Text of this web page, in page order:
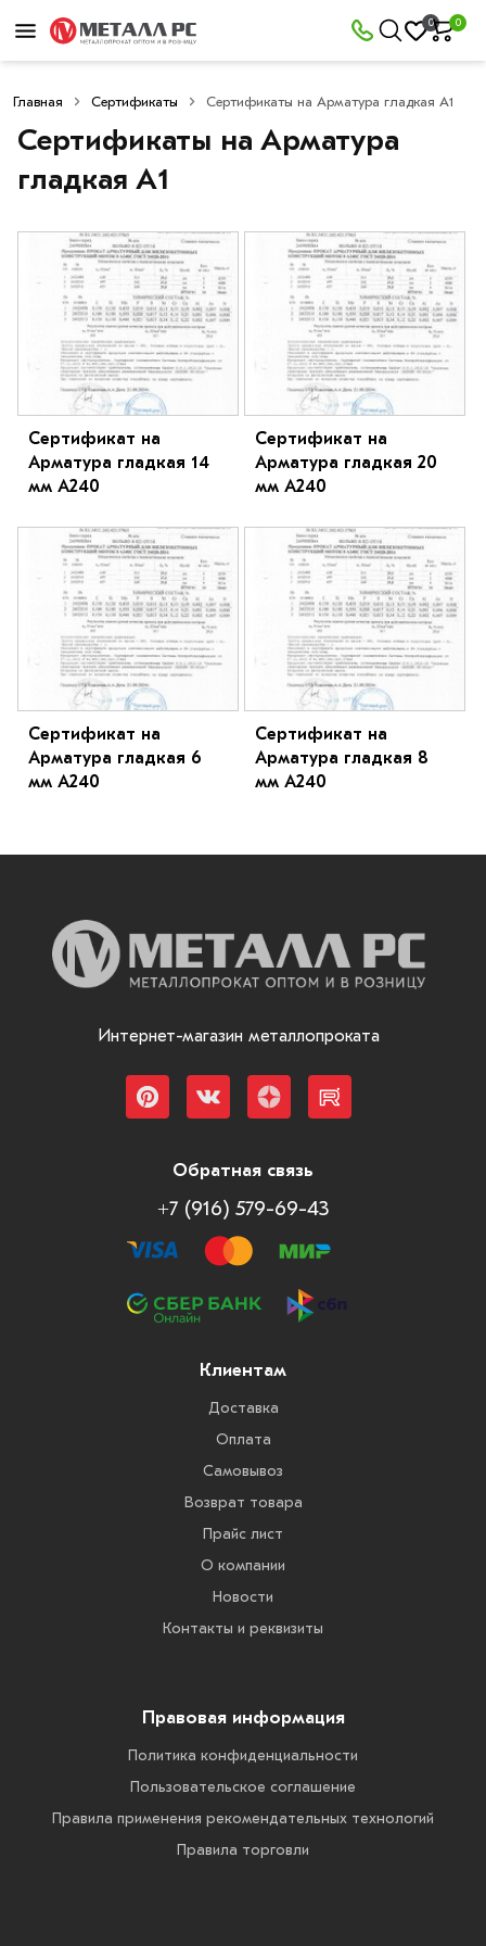
0 0
Главная Сертификаты Сертификаты на Арматура гладкая А1
Сертификаты на Арматура
гладкая А1
Сертификат на
Арматура гладкая 14
мм A240
Сертификат на
Арматура гладкая 20
мм A240
Сертификат на
Арматура гладкая 6
мм A240
Сертификат на
Арматура гладкая 8
мм A240
Интернет-магазин металлопроката
Обратная связь
+7 (916) 579-69-43
Клиентам
Доставка
Оплата
Самовывоз
Возврат товара
Прайс лист
О компании
Новости
Контакты и реквизиты
Правовая информация
Политика конфиденциальности
Пользовательское соглашение
Правила применения рекомендательных технологий
Правила торговли